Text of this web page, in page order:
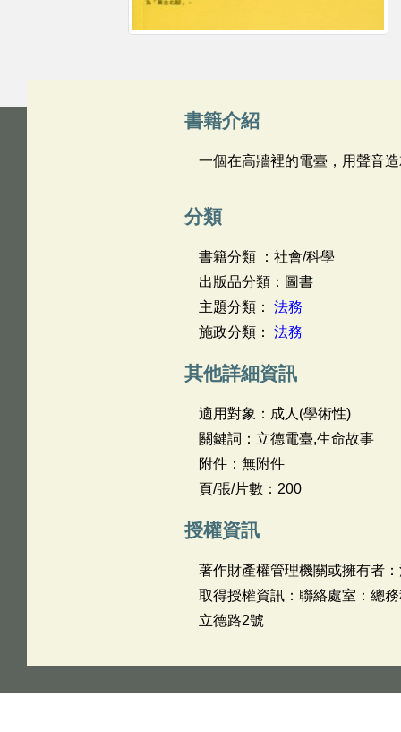
書籍介紹
一個在高牆裡的電臺，用聲音
分類
書籍分類 ：社會/科學
出版品分類：圖書
主題分類： 法務
施政分類： 法務
其他詳細資訊
適用對象：成人(學術性)
關鍵詞：立德電臺,生命故事
附件：無附件
頁/張/片數：200
授權資訊
著作財產權管理機關或擁有者
取得授權資訊：聯絡處室：總
立德路2號